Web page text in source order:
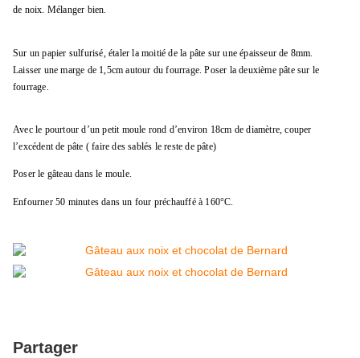
de noix. Mélanger bien.
Sur un papier sulfurisé, étaler la moitié de la pâte sur une épaisseur de 8mm.
Laisser une marge de 1,5cm autour du fourrage. Poser la deuxième pâte sur le
fourrage.
Avec le pourtour d’un petit moule rond d’environ 18cm de diamètre, couper
l’excédent de pâte ( faire des sablés le reste de pâte)
Poser le gâteau dans le moule.
Enfourner50 minutes dans un four préchauffé à 160°C.
Partager